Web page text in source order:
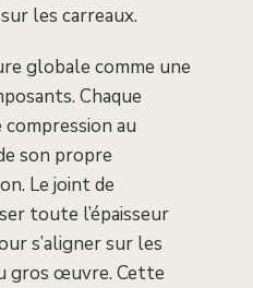
les carreaux.
globale comme une
Chaque
au
son propre
Le joint de
toute l’épaisseur
s’aligner sur les
gros œuvre. Cette